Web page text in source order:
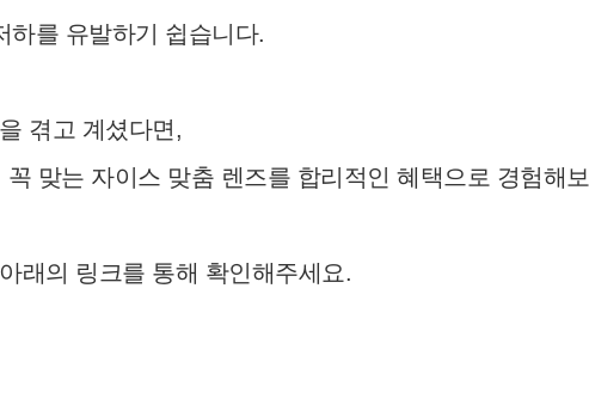
하를 유발하기 쉽습니다.
겪고 계셨다면,
맞는 자이스 맞춤 렌즈를 합리적인 혜택으로 경험해
래의 링크를 통해 확인해주세요.